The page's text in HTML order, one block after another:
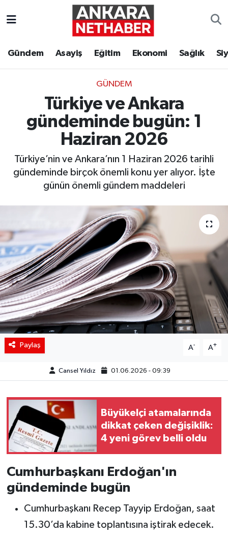
Gündem Asayiş Eğitim Ekonomi Sağlık
GÜNDEM
Türkiye ve Ankara
gündeminde bugün: 1
Haziran 2026
Türkiye’nin ve Ankara’nın 1 Haziran 2026 tarihli
gündeminde birçok önemli konu yer alıyor. İşte
günün önemli gündem maddeleri
Paylaş A- A+
Cansel Yıldız 01.06.2026 - 09:39
Büyükelçi atamalarında
dikkat çeken değişiklik:
4 yeni görev belli oldu
Cumhurbaşkanı Erdoğan'ın
gündeminde bugün
Cumhurbaşkanı Recep Tayyip Erdoğan, saat
15.30’da kabine toplantısına iştirak edecek.
Ekonomi
Kim Kimdir Nereli
Siyaset
Spor
Teknoloji
Yaşam
Ankara Hava Durumu
Tüm Manşetler
Son Dakika Haberleri
Haber Arşivi